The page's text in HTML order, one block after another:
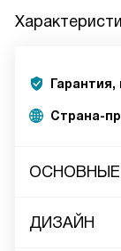
Гарантия,
Страна-
ОСНОВНЫЕ
ДИЗАЙН